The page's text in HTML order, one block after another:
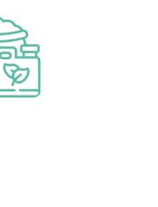
y piezas de
más